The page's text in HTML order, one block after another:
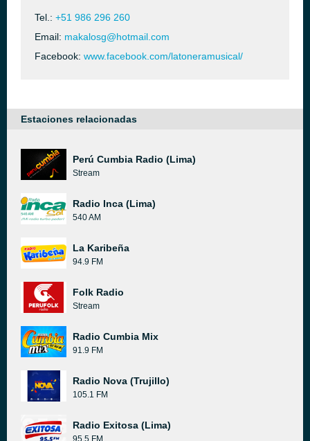
Tel.: +51 986 296 260
Email: makalosg@hotmail.com
Facebook: www.facebook.com/latoneramusical/
Estaciones relacionadas
Perú Cumbia Radio (Lima)
Stream
Radio Inca (Lima)
540 AM
La Karibeña
94.9 FM
Folk Radio
Stream
Radio Cumbia Mix
91.9 FM
Radio Nova (Trujillo)
105.1 FM
Radio Exitosa (Lima)
95.5 FM